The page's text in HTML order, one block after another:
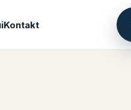
Kontakt